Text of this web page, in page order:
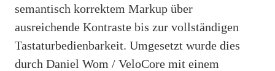
semantisch korrektem Markup über
ausreichende Kontraste bis zur vollständigen
Tastaturbedienbarkeit. Umgesetzt wurde dies
durch Daniel Wom / VeloCore mit einem